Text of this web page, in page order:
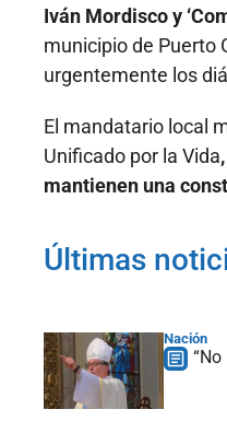
Iván Mordisco y
municipio de Puerto
urgentemente los
El mandatario local
Unificado por la Vida
mantienen una
Últimas
Nación